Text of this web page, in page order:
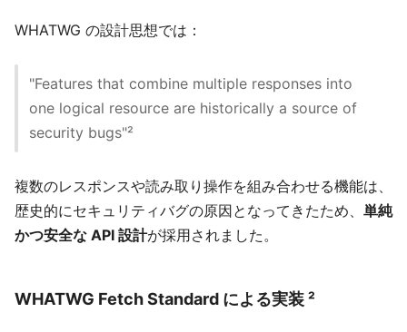
WHATWG の設計思想では：
"Features that combine multiple responses into
one logical resource are historically a source of
security bugs"²
複数のレスポンスや読み取り操作を組み合わせる機能は、
歴史的にセキュリティバグの原因となってきたため、 単純
かつ安全な API 設計が採用されました。
WHATWG Fetch Standard による実装 ²